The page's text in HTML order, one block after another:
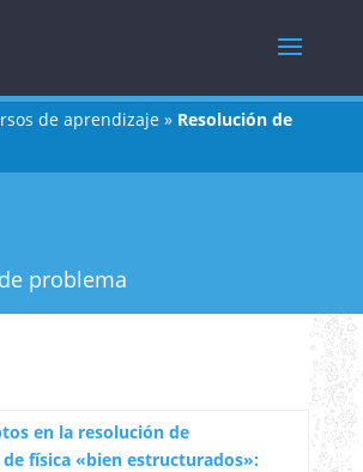
de aprendizaje» Resolución de
problema
en la resolución de
física «bien estructurados»: